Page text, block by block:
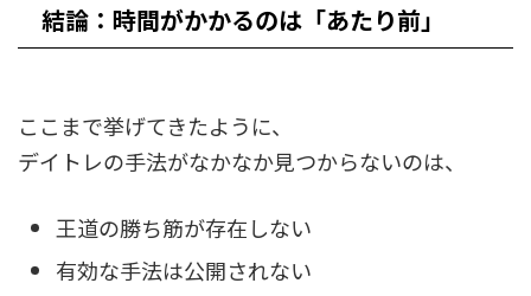
結論：時間がかかるのは「あたり前」
ここまで挙げてきたように、
デイトレの手法がなかなか見つからないのは、
王道の勝ち筋が存在しない
有効な手法は公開されない